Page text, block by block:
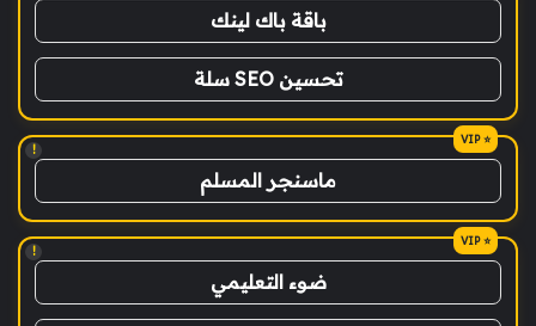
باقة باك لينك
تحسين SEO سلة
!
ماسنجر المسلم
!
ضوء التعليمي